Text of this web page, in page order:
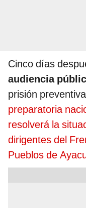
Cinco días
audiencia
prisión
preparatoria
resolverá la
dirigentes del
Pueblos de